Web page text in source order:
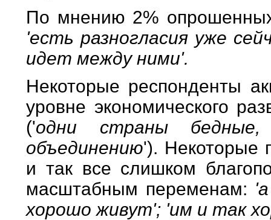
По мнению 2%
'есть разногласия уже
идет между ними'.
Некоторые респонденты
уровне экономического
('одни страны
объединению'). Некоторые
и так все слишком
масштабным переменам:
хорошо живут'; 'им и так